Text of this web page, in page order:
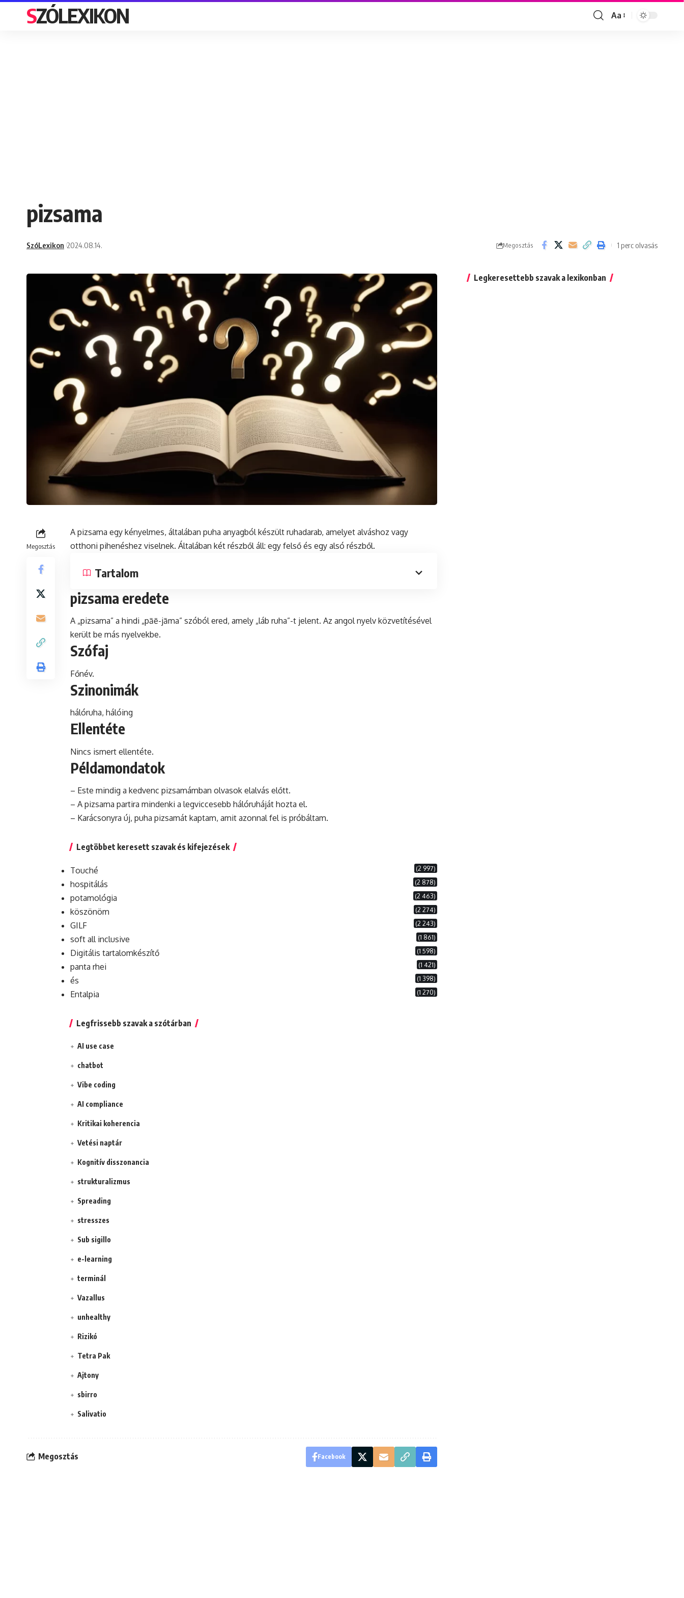
SZÓLEXIKON
Font
Aa
pizsama
SzóLexikon 2024.08.14. Megosztás 1 perc olvasás
Megosztás
A pizsama egy kényelmes, általában puha anyagból készült ruhadarab, amelyet alváshoz vagy
otthoni pihenéshez viselnek. Általában két részből áll: egy felső és egy alsó részből.
Tartalom
pizsama eredete
A „pizsama” a hindi „pāē-jāma” szóból ered, amely „láb ruha”-t jelent. Az angol nyelv közvetítésével
került be más nyelvekbe.
Szófaj
Főnév.
Szinonimák
hálóruha, hálóing
Ellentéte
Nincs ismert ellentéte.
Példamondatok
– Este mindig a kedvenc pizsamámban olvasok elalvás előtt.
– A pizsama partira mindenki a legviccesebb hálóruháját hozta el.
– Karácsonyra új, puha pizsamát kaptam, amit azonnal fel is próbáltam.
Legtöbbet keresett szavak és kifejezések
Touché (2 997)
hospitálás (2 878)
potamológia (2 463)
köszönöm (2 274)
GILF (2 243)
soft all inclusive (1 861)
Digitális tartalomkészítő (1 598)
panta rhei (1 421)
és (1 398)
Entalpia (1 270)
Legfrissebb szavak a szótárban
AI use case
chatbot
Vibe coding
AI compliance
Kritikai koherencia
Vetési naptár
Kognitív disszonancia
strukturalizmus
Spreading
stresszes
Sub sigillo
e-learning
terminál
Vazallus
unhealthy
Rizikó
Tetra Pak
Ajtony
sbirro
Salivatio
Megosztás Facebook
Legkeresettebb szavak a lexikonban